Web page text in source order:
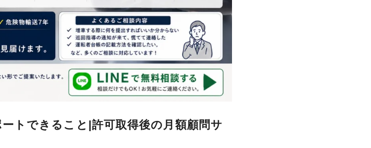
トできること|許可取得後の月額顧問サ